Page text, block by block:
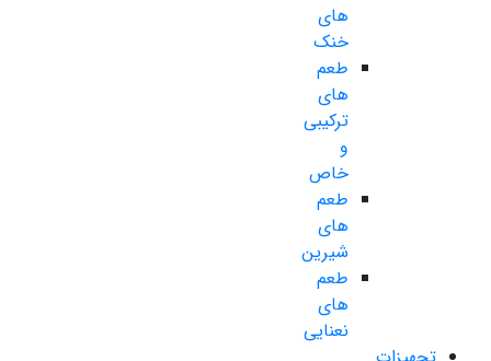
های
خنک
طعم
های
ترکیبی
و
خاص
طعم
های
شیرین
طعم
های
نعنایی